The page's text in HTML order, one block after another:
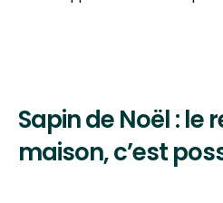
Sapin de Noël : le
maison, c’est